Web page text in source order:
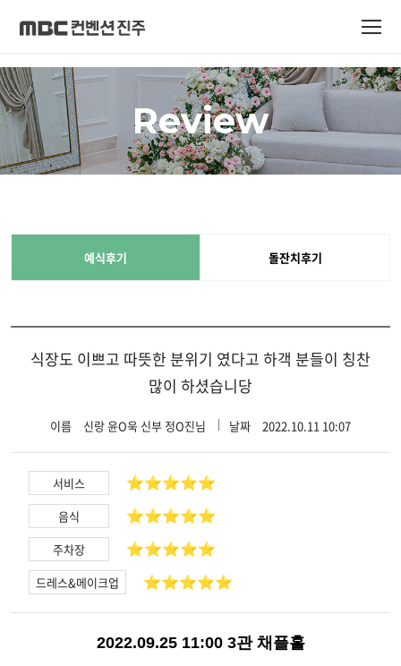
Review
예식후기 돌잔치후기
식장도 이쁘고 따뜻한 분위기 였다고 하객 분들이 칭찬
많이 하셨습니당
이름 신랑 윤O욱 신부 정O진님 날짜 2022.10.11 10:07
서비스 ⭐️⭐️⭐️⭐️⭐️
음식 ⭐️⭐️⭐️⭐️⭐️
주차장 ⭐️⭐️⭐️⭐️⭐️
드레스&메이크업 ⭐️⭐️⭐️⭐️⭐️
2022.09.25 11:00 3관 채플홀